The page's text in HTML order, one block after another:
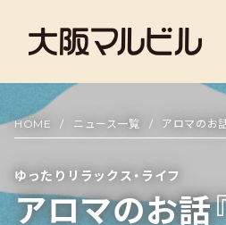
HOME ニュース一覧 アロマのお
ゆったりリラックス・ライフ
アロマのお話